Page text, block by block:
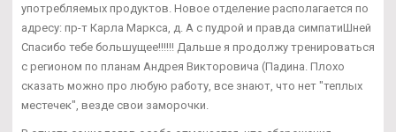
употребляемых продуктов. Новое отделение располагается по
адресу: пр-т Карла Маркса, д. А с пудрой и правда симпатиШней
Спасибо тебе большущее!!!!!! Дальше я продолжу тренироваться
с регионом по планам Андрея Викторовича (Падина. Плохо
сказать можно про любую работу, все знают, что нет "теплых
местечек", везде свои заморочки.